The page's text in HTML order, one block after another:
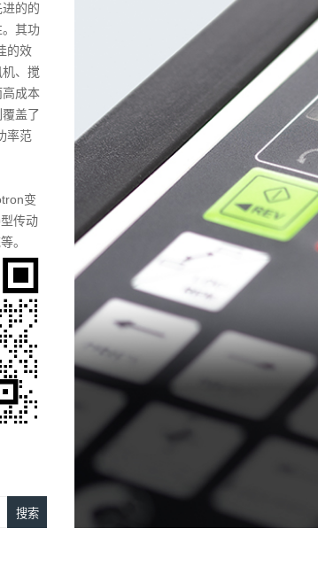
的的
其功
的效
、搅
成本
盖了
率范
变
传动
。